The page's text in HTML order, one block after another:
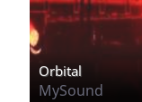
Orbital
MySound